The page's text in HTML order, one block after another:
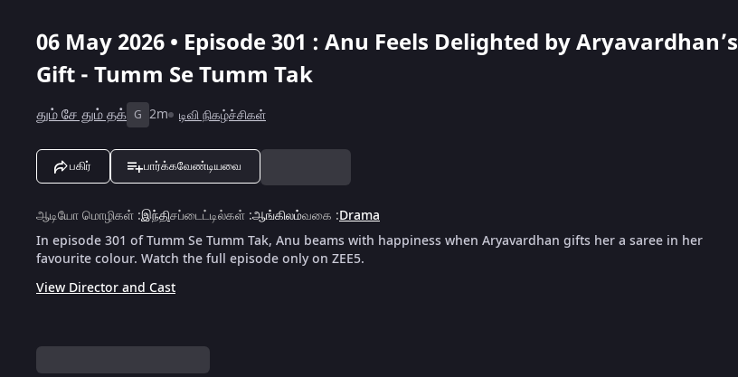
06 May 2026 • Episode 301 : Anu Feels Delighted by Aryavardhan’s
Gift - Tumm Se Tumm Tak
தும் சே தும் தக் G 2m டிவி நிகழ்ச்சிகள்
பகிர் பார்க்கவேண்டியவை
ஆடியோ மொழிகள் :இந்திசப்டைட்டில்கள் :ஆங்கிலம்வகை :Drama
In episode 301 of Tumm Se Tumm Tak, Anu beams with happiness when Aryavardhan gifts her a saree in her
favourite colour. Watch the full episode only on ZEE5.
View Director and Cast